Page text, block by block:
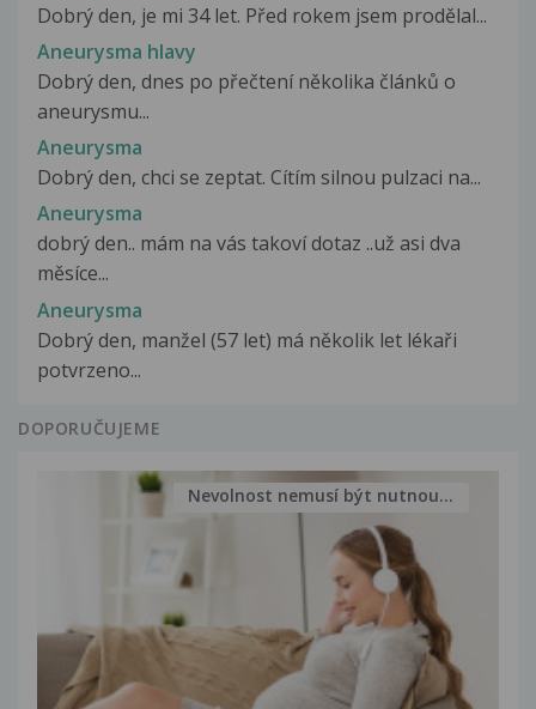
Dobrý den, je mi 34 let. Před rokem jsem prodělal...
Aneurysma hlavy
Dobrý den, dnes po přečtení několika článků o
aneurysmu...
Aneurysma
Dobrý den, chci se zeptat. Cítím silnou pulzaci na...
Aneurysma
dobrý den.. mám na vás takoví dotaz ..už asi dva
měsíce...
Aneurysma
Dobrý den, manžel (57 let) má několik let lékaři
potvrzeno...
DOPORUČUJEME
Nevolnost nemusí být nutnou...